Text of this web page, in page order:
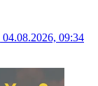
04.08.2026, 09:34